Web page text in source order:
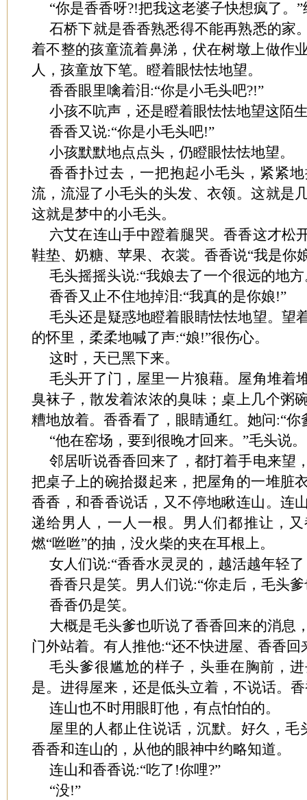
“你是香香呀?!把我这老婆子快想疯了。
石桥下就是香香熟悉得不能再熟悉的家
着不整的孩童流着鼻涕，伏在树墩上做作
人，孩童放下笔。瞪着眼怯怯地望。
香香眼里噙着泪:“你是小毛头吧?!”
小孩不吭声，还是瞪着眼怯怯地望这陌
香香又说:“你是小毛头吧!”
小孩默默地点点头，仍瞪眼怯怯地望。
香香扑过去，一把抱起小毛头，紧紧
流，流湿了小毛头的头发、衣领。这就是
这就是梦中的小毛头。
六艾在连山手中蹬着腿哭。香香这才松
鞋垫、奶糖、苹果、衣裳。香香说“我是你
毛头摇摇头说:“我娘去了一个很远的地
香香又止不住地掉泪:“我真的是你娘!”
毛头还是疑惑地瞪着眼睛怯怯地望。望
的怀里，柔柔地喊了声:“娘!”很伤心。
这时，天已黑下来。
毛头开了门，屋里一片狼藉。屋角堆着
臭袜子，散发着浓浓的臭味；桌上几个粥
糟地放着。香香看了，眼睛通红。她问:“你
“他在窑场，要到很晚才回来。”毛头说。
邻居听说香香回来了，都打着手电来望
把桌子上的碗拾掇起来，把屋角的一堆脏
香香，和香香说话，又不停地瞅连山。连
递给男人，一人一根。男人们都推让，
燃“咝咝”的抽，没火柴的夹在耳根上。
女人们说:“香香水灵灵的，越活越年轻
香香只是笑。男人们说:“你走后，毛头
香香仍是笑。
大概是毛头爹也听说了香香回来的消息
门外站着。有人推他:“还不快进屋、香香回
毛头爹很尴尬的样子，头垂在胸前，
是。进得屋来，还是低头立着，不说话。
连山也不时用眼盯他，有点怕怕的。
屋里的人都止住说话，沉默。好久，毛
香香和连山的，从他的眼神中约略知道。
连山和香香说:“吃了!你哩?”
“没!”